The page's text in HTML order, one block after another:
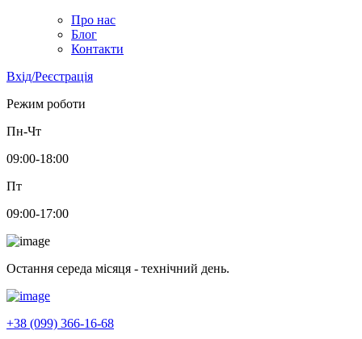
Про нас
Блог
Контакти
Вхід/Реєстрація
Режим роботи
Пн-Чт
09:00-18:00
Пт
09:00-17:00
Остання середа місяця - технічний день.
+38 (099) 366-16-68